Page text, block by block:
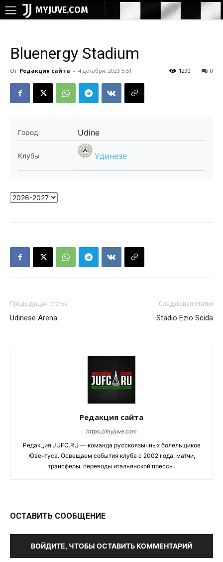
MYJUVE.COM
Bluenergy Stadium
От Редакция сайта - 4 декабря, 2023 5:51 0
1290
Город Udine
Клубы Удинезе
Предыдущая статья
Udinese Arena
Следующая статья
Stadio Ezio Scida
Редакция сайта
https://myjuve.com
Редакция JUFC.RU — команда русскоязычных болельщиков
Ювентуса. Освещаем события клуба с 2002 года: матчи,
трансферы, переводы итальянской прессы.
ОСТАВИТЬ СООБЩЕНИЕ
ВОЙДИТЕ, ЧТОБЫ ОСТАВИТЬ КОММЕНТАРИЙ